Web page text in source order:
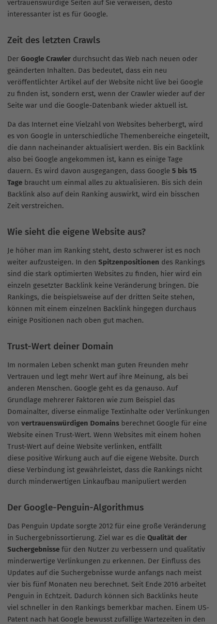
vertrauenswürdige Seiten auf Sie verweisen, desto
interessanter ist es für Google.
Zeit des letzten Crawls
Der Google Crawler durchsucht das Web nach neuen oder
geänderten Inhalten. Das bedeutet, dass ein neu
veröffentlichter Artikel auf der Website nicht live bei Google
zu finden ist, sondern erst, wenn der Crawler wieder auf der
Seite war und die Google-Datenbank wieder aktuell ist.
Da das Internet eine Vielzahl von Websites beherbergt, wird
es von Google in unterschiedliche Themenbereiche eingeteilt,
die dann nacheinander aktualisiert werden. Bis ein Backlink
also bei Google angekommen ist, kann es einige Tage
dauern. Es wird davon ausgegangen, dass Google 5 bis 15
Tage braucht um einmal alles zu aktualisieren. Bis sich dein
Backlink also auf dein Ranking auswirkt, wird ein bisschen
Zeit verstreichen.
Wie sieht die eigene Website aus?
Je höher man im Ranking steht, desto schwerer ist es noch
weiter aufzusteigen. In den Spitzenpositionen des Rankings
sind die stark optimierten Websites zu finden, hier wird ein
einzeln gesetzter Backlink keine Veränderung bringen. Die
Rankings, die beispielsweise auf der dritten Seite stehen,
können mit einem einzelnen Backlink hingegen durchaus
einige Positionen nach oben gut machen.
Trust-Wert deiner Domain
Im normalen Leben schenkt man guten Freunden mehr
Vertrauen und legt mehr Wert auf ihre Meinung, als bei
anderen Menschen. Google geht es da genauso. Auf
Grundlage mehrerer Faktoren wie zum Beispiel das
Domainalter, diverse einmalige Textinhalte oder Verlinkungen
von vertrauenswürdigen Domains berechnet Google für eine
Website einen Trust-Wert. Wenn Websites mit einem hohen
Trust-Wert auf deine Website verlinken, entfällt
diese positive Wirkung auch auf die eigene Website. Durch
diese Verbindung ist gewährleistet, dass die Rankings nicht
durch minderwertigen Linkaufbau manipuliert werden
Der Google-Penguin-Algorithmus
Das Penguin Update sorgte 2012 für eine große Veränderung
in Suchergebnissortierung. Ziel war es die Qualität der
Suchergebnisse für den Nutzer zu verbessern und qualitativ
minderwertige Verlinkungen zu erkennen. Der Einfluss des
Updates auf die Suchergebnisse wurde anfangs nach meist
vier bis fünf Monaten neu berechnet. Seit Ende 2016 arbeitet
Penguin in Echtzeit. Dadurch können sich Backlinks heute
viel schneller in den Rankings bemerkbar machen. Einem US-
Patent nach hat Google bewusst zufällige Wartezeiten in den